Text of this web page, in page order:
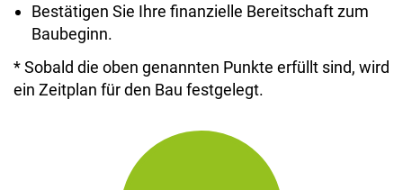
Bestätigen Sie Ihre finanzielle Bereitschaft zum
Baubeginn.
* Sobald die oben genannten Punkte erfüllt sind, wird
ein Zeitplan für den Bau festgelegt.